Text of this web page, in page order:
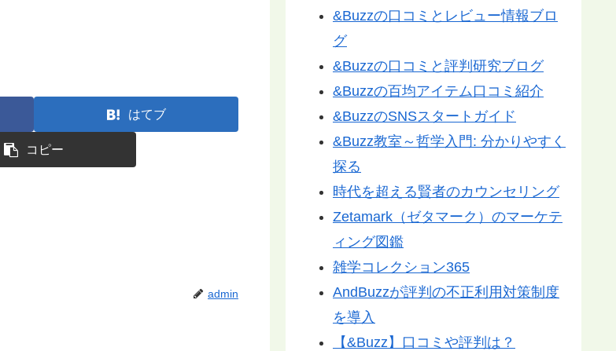
はてブ
コピー
admin
&Buzzの口コミとレビュー情報ブロ
グ
&Buzzの口コミと評判研究ブログ
&Buzzの百均アイテム口コミ紹介
&BuzzのSNSスタートガイド
&Buzz教室～哲学入門: 分かりやすく
探る
時代を超える賢者のカウンセリング
Zetamark（ゼタマーク）のマーケテ
ィング図鑑
雑学コレクション365
AndBuzzが評判の不正利用対策制度
を導入
【&Buzz】口コミや評判は？